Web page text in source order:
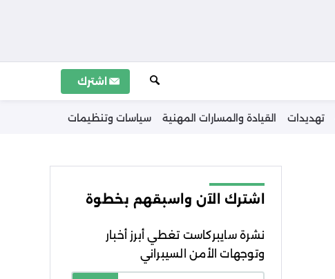
اشترك
تهديدات القيادة والمسارات المهنية سياسات وتنظيمات
اشترك الآن واسبقهم بخطوة
نشرة سايبركاست تغطي أبرز أخبار
وتوجهات الأمن السيبراني